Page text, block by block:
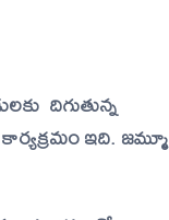
దిగుతున్న
ఇది. జమ్మూ